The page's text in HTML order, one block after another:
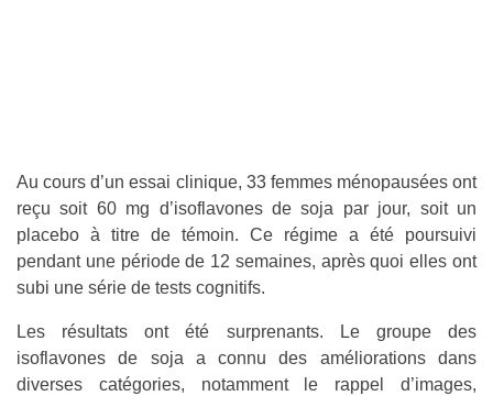
Au cours d’un essai clinique, 33 femmes ménopausées ont
reçu soit 60 mg d’isoflavones de soja par jour, soit un
placebo à titre de témoin. Ce régime a été poursuivi
pendant une période de 12 semaines, après quoi elles ont
subi une série de tests cognitifs.
Les résultats ont été surprenants. Le groupe des
isoflavones de soja a connu des améliorations dans
diverses catégories, notamment le rappel d’images,